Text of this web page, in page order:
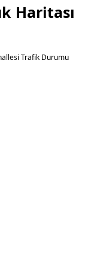
Haritası
Trafik Durumu